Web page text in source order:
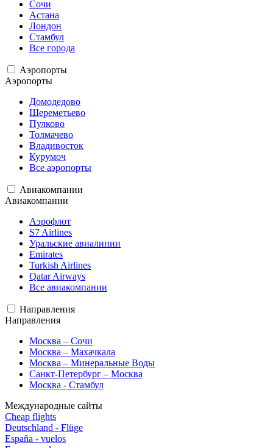
Сочи
Астана
Лондон
Стамбул
Все города
Аэропорты
Аэропорты
Домодедово
Шереметьево
Пулково
Толмачево
Владивосток
Курумоч
Все аэропорты
Авиакомпании
Авиакомпании
Аэрофлот
S7 Airlines
Уральские авиалинии
Emirates
Turkish Airlines
Qatar Airways
Все авиакомпании
Направления
Направления
Москва – Сочи
Москва – Махачкала
Москва – Минеральные Воды
Санкт-Петербург – Москва
Москва - Стамбул
Международные сайты
Cheap flights
Deutschland - Flüge
España - vuelos